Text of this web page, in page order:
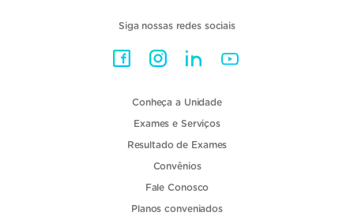
Conheça a Unidade
Exames e Serviços
Resultado de Exames
Convênios
Fale Conosco
Planos conveniados
Siga nossas redes sociais